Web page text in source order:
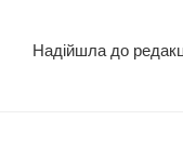
Надійшла до